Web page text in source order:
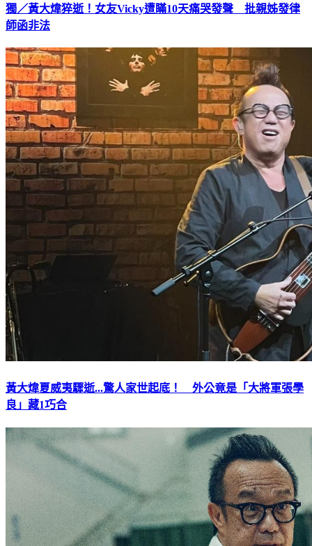
獨／黃大煒猝逝！女友Vicky遭瞞10天痛哭發聲 批親姊發律
師函非法
黃大煒夏威夷驟逝...驚人家世起底！ 外公竟是「大將軍張學
良」藏1巧合